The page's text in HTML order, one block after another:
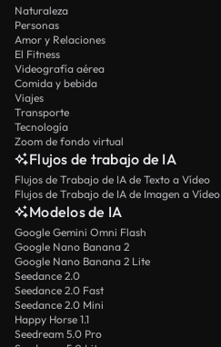
Naturaleza
Personas
Amor y Relaciones
El Fitness
Videografía aérea
Comida y bebida
Viajes
Transporte
Tecnología
Zoom de fondo virtual
Flujos de trabajo de IA
Flujos de Trabajo de IA de Texto a Vídeo
Flujos de Trabajo de IA de Imagen a Vídeo
Modelos de IA
Google Gemini Omni Flash
Google Nano Banana 2
Google Nano Banana 2 Lite
Seedance 2.0
Seedance 2.0 Fast
Seedance 2.0 Mini
Happy Horse 1.1
Seedream 5.0 Pro